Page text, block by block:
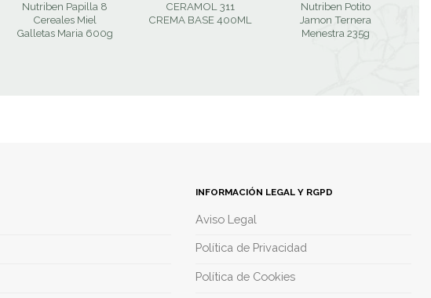
Nutriben Papilla 8
Cereales Miel
Galletas Maria 600g
CERAMOL 311
CREMA BASE 400ML
Nutriben Potito
Jamon Ternera
Menestra 235g
INFORMACIÓN LEGAL Y RGPD
Aviso Legal
Política de Privacidad
Política de Cookies